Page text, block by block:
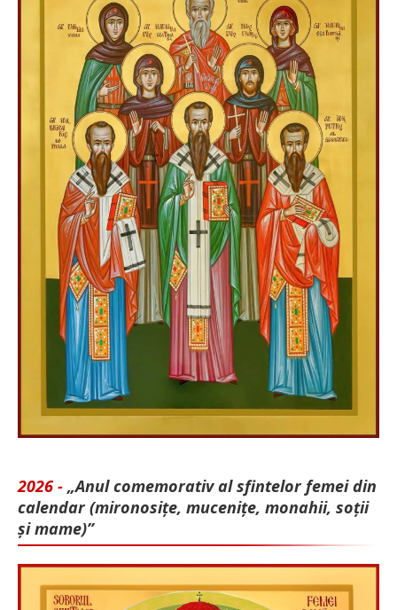
2026 - „Anul comemorativ al sfintelor femei din
calendar (mironosițe, mu­cenițe, monahii, soții
și mame)”